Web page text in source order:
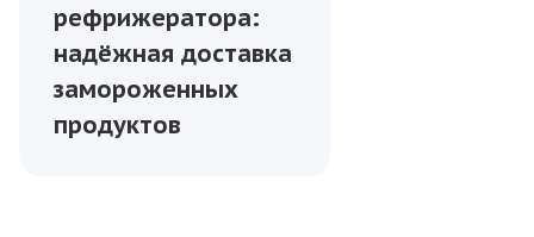
рефрижератора:
надёжная доставка
замороженных
продуктов